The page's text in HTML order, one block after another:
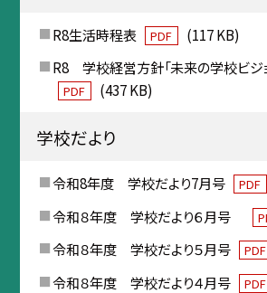
R8生活時程表 PDF
(117 KB)
R8 学校経営方針「未来の学校ビジョ
PDF (437 KB)
学校だより
令和8年度 学校だより7月号 PDF
令和８年度 学校だより６月号
令和８年度 学校だより５月号 PDF
令和８年度 学校だより４月号 PDF